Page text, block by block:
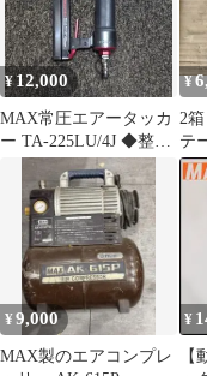
¥12,000
MAX常圧エアータッカ
ー TA-225LU/4J ◆整備
済み◆ガンメタ仕様！
¥
2
テ
本
¥9,000
MAX製のエアコンプレ
¥